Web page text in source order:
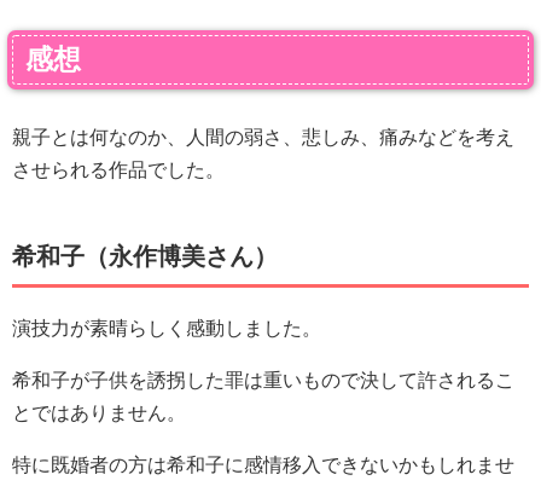
感想
親子とは何なのか、人間の弱さ、悲しみ、痛みなどを考え
させられる作品でした。
希和子（永作博美さん）
演技力が素晴らしく感動しました。
希和子が子供を誘拐した罪は重いもので決して許されるこ
とではありません。
特に既婚者の方は希和子に感情移入できないかもしれませ